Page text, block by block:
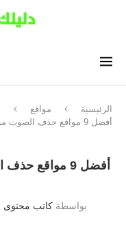
الرئيسية
مواقع
أفضل 9 مواقع حذف الصوت من الفيديو اون لاين لجميع الاجهزة
أفضل 9 مواقع
بواسطة كاتب محتوى